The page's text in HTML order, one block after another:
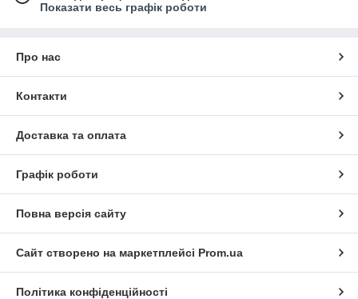
Показати весь графік роботи
Про нас
Контакти
Доставка та оплата
Графік роботи
Повна версія сайту
Сайт створено на маркетплейсі Prom.ua
Політика конфіденційності